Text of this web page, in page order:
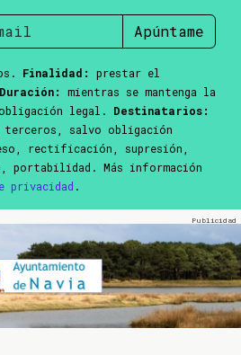
Apúntame
Finalidad:
prestar el
Duración:
mientras se mantenga la
legal. Destinatarios:
terceros, salvo obligación
rectificación, supresión,
portabilidad. Más información
privacidad .